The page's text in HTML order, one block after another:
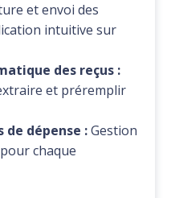
et envoi des
intuitive sur
des reçus :
et préremplir
de dépense :Gestion
chaque